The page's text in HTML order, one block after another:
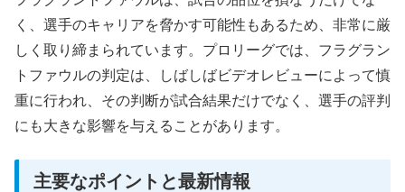
く、選手のキャリアを脅かす可能性もあるため、非常に厳
しく取り締まられています。プロリーグでは、フラグラン
トファウルの判定は、しばしばビデオレビューによって慎
重に行われ、その判断が試合結果だけでなく、選手の評判
にも大きな影響を与えることがあります。
主要なポイントと最新情報